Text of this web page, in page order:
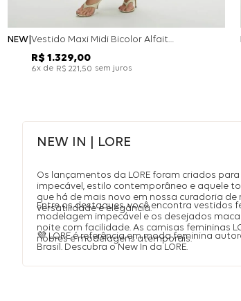
NEW Vestido Maxi Midi Bicolor Alfaitaria Navy - Marinho
R$ 1.329,00
6x de R$ 221 ,50 sem juros
NEW IN | LORE
Os lançamentos da LORE foram criados
impecável, estilo contemporâneo e aquele
que há de mais novo em nossa curadoria
versatilidade e elegância.
Entre os destaques, você encontra vestidos
modelagem impecável e os desejados
noite com facilidade. As camisas femininas
nobres e modelagens atemporais.
💜 LORE é referência em moda feminina
Brasil. Descubra o New In da LORE.